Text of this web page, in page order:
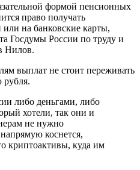
формой пенсионных
право получать
на банковские карты,
Госдумы России по труду и
Нилов.
выплат не стоит переживать
рубля.
либо деньгами, либо
хотели, так они и
не нужно
коснется,
криптоактивы, куда им